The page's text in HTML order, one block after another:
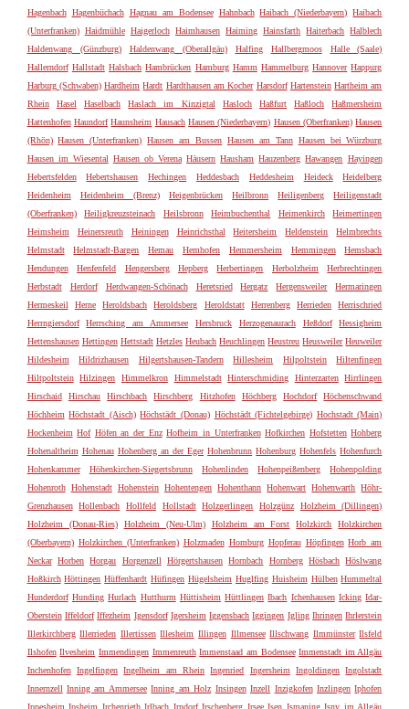
Hagenbach Hagenbüchach Hagnau am Bodensee Hahnbach Haibach (Niederbayern) Haibach
(Unterfranken) Haidmühle Haigerloch Haimhausen Haiming Hainsfarth Haiterbach Halblech
Haldenwang (Günzburg)
Haldenwang (Oberallgäu) Halfing Hallbergmoos
Halle (Saale)
Hallerndorf Hallstadt Halsbach Hambrücken Hamburg Hamm Hammelburg Hannover Happurg
Harburg (Schwaben) Hardheim Hardt Hardthausen am Kocher Harsdorf Hartenstein Hartheim am
Rhein
Hasel Haselbach Haslach im Kinzigtal Hasloch Haßfurt Haßloch
Haßmersheim
Hattenhofen Haundorf Haunsheim Hausach Hausen (Niederbayern) Hausen (Oberfranken) Hausen
(Rhön) Hausen (Unterfranken) Hausen am Bussen Hausen am Tann Hausen bei Würzburg
Hausen im Wiesental Hausen ob Verena Häusern Hausham Hauzenberg Hawangen Hayingen
Hebertsfelden
Hebertshausen Hechingen Heddesbach Heddesheim Heideck
Heidelberg
Heidenheim
Heidenheim (Brenz) Heigenbrücken Heilbronn Heiligenberg
Heiligenstadt
(Oberfranken)
Heiligkreuzsteinach Heilsbronn Heimbuchenthal Heimenkirch
Heimertingen
Heimsheim
Heinersreuth Heiningen Heinrichsthal Heitersheim Heldenstein
Helmbrechts
Helmstadt
Helmstadt-Bargen Hemau Hemhofen Hemmersheim Hemmingen
Hemsbach
Hendungen
Henfenfeld Hengersberg Hepberg Herbertingen Herbolzheim
Herbrechtingen
Herbstadt
Herdorf Herdwangen-Schönach Heretsried Hergatz Hergensweiler
Hermaringen
Hermeskeil
Herne Heroldsbach Heroldsberg Heroldstatt Herrenberg Herrieden
Herrischried
Herrngiersdorf
Herrsching am Ammersee Hersbruck Herzogenaurach Heßdorf
Hessigheim
Hettenshausen Hettingen Hettstadt Hetzles Heubach Heuchlingen Heustreu Heusweiler Heuweiler
Hildesheim
Hildrizhausen Hilgertshausen-Tandern Hillesheim Hilpoltstein
Hiltenfingen
Hiltpoltstein
Hilzingen Himmelkron Himmelstadt Hinterschmiding Hinterzarten
Hirrlingen
Hirschaid
Hirschau Hirschbach Hirschberg Hitzhofen Höchberg Hochdorf
Höchenschwand
Höchheim Höchstadt (Aisch) Höchstädt (Donau) Höchstädt (Fichtelgebirge) Hochstadt (Main)
Hockenheim Hof Höfen an der Enz Hofheim in Unterfranken Hofkirchen Hofstetten Hohberg
Hohenaltheim Hohenau Hohenberg an der Eger Hohenbrunn Hohenburg Hohenfels Hohenfurch
Hohenkammer
Höhenkirchen-Siegertsbrunn Hohenlinden Hohenpeißenberg
Hohenpolding
Hohenroth Hohenstadt Hohenstein Hohentengen Hohenthann Hohenwart Hohenwarth Höhr-
Grenzhausen
Hollenbach Hollfeld Hollstadt Holzgerlingen Holzgünz
Holzheim (Dillingen)
Holzheim (Donau-Ries)
Holzheim (Neu-Ulm) Holzheim am Forst Holzkirch
Holzkirchen
(Oberbayern) Holzkirchen (Unterfranken) Holzmaden Homburg Hopferau Höpfingen Horb am
Neckar Horben Horgau Horgenzell Hörgertshausen Hornbach Hornberg Hösbach Höslwang
Hoßkirch Höttingen Hüffenhardt Hüfingen Hügelsheim Huglfing Huisheim Hülben Hummeltal
Hunderdorf Hunding Hurlach Hutthurm Hüttisheim Hüttlingen Ibach Ichenhausen Icking Idar-
Oberstein Iffeldorf Iffezheim Igensdorf Igersheim Iggensbach Iggingen Igling Ihringen Ihrlerstein
Illerkirchberg Illerrieden Illertissen Illesheim Illingen Illmensee Illschwang Ilmmünster Ilsfeld
Ilshofen Ilvesheim Immendingen Immenreuth Immenstaad am Bodensee Immenstadt im Allgäu
Inchenhofen Ingelfingen Ingelheim am Rhein Ingenried Ingersheim Ingoldingen Ingolstadt
Innernzell Inning am Ammersee Inning am Holz Insingen Inzell Inzigkofen Inzlingen Iphofen
Ippesheim Ipsheim Irchenrieth Irlbach Irndorf Irschenberg Irsee Isen Ismaning Isny im Allgäu